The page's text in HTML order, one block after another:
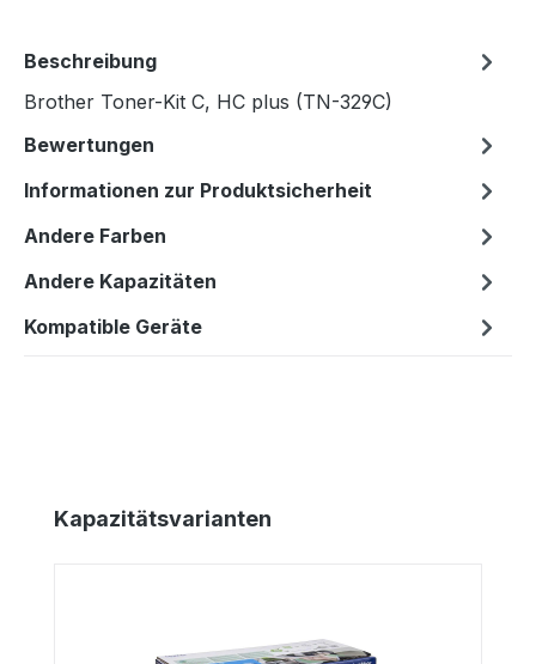
Beschreibung
Brother Toner-Kit C, HC plus (TN-329C)
Bewertungen
Informationen zur Produktsicherheit
Andere Farben
Andere Kapazitäten
Kompatible Geräte
Produktgalerie überspringen
Kapazitätsvarianten